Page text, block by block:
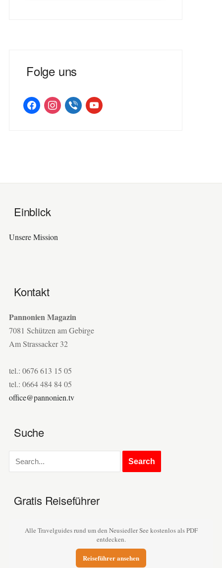
Folge uns
facebookinstagramviber youtube
Einblick
Unsere Mission
Kontakt
Pannonien Magazin
7081 Schützen am Gebirge
Am Strassacker 32
tel.: 0676 613 15 05
tel.: 0664 484 84 05
office@pannonien.tv
Suche
Gratis Reiseführer
Alle Travelguides rund um den Neusiedler See kostenlos als PDF
entdecken.
Reiseführer ansehen